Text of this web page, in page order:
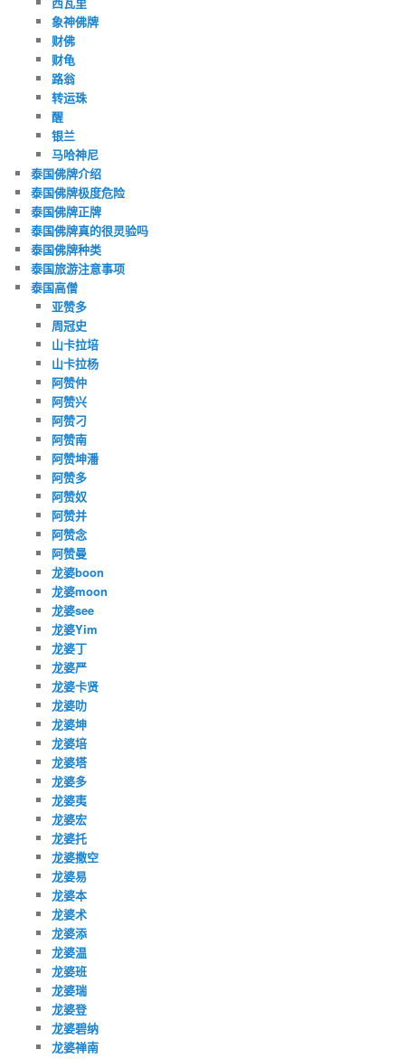
象神佛牌
财佛
财龟
路翁
转运珠
醒
银兰
马哈神尼
泰国佛牌介绍
泰国佛牌极度危险
泰国佛牌正牌
泰国佛牌真的很灵验吗
泰国佛牌种类
泰国旅游注意事项
泰国高僧
亚赞多
周冠史
山卡拉培
山卡拉杨
阿赞仲
阿赞兴
阿赞刁
阿赞南
阿赞坤潘
阿赞多
阿赞奴
阿赞并
阿赞念
阿赞曼
龙婆boon
龙婆moon
龙婆see
龙婆Yim
龙婆丁
龙婆严
龙婆卡贤
龙婆叻
龙婆坤
龙婆培
龙婆塔
龙婆多
龙婆夷
龙婆宏
龙婆托
龙婆撒空
龙婆易
龙婆本
龙婆术
龙婆添
龙婆温
龙婆班
龙婆瑞
龙婆登
龙婆碧纳
龙婆禅南